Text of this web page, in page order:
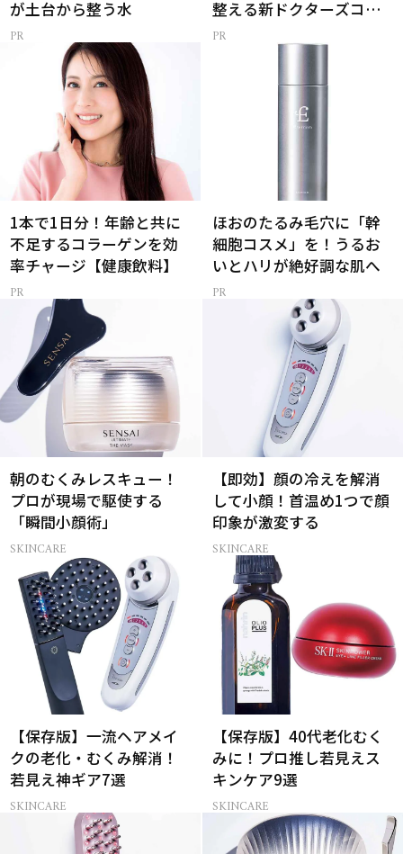
が土台から整う水
整える新ドクターズコス
メ
1本で1日分！年齢と共に
不足するコラーゲンを効
率チャージ【健康飲料】
ほおのたるみ毛穴に「幹
細胞コスメ」を！うるお
いとハリが絶好調な肌へ
朝のむくみレスキュー！
プロが現場で駆使する
「瞬間小顔術」
SKINCARE
【即効】顔の冷えを解消
して小顔！首温め1つで顔
印象が激変する
SKINCARE
【保存版】一流ヘアメイ
クの老化・むくみ解消！
若見え神ギア7選
SKINCARE
【保存版】40代老化むく
みに！プロ推し若見えス
キンケア9選
SKINCARE